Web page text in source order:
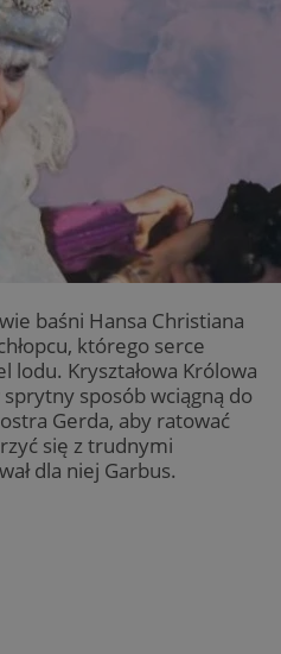
baśni Hansa Christiana
którego serce
lodu. Kryształowa Królowa
sprytny sposób wciągną do
Gerda, aby ratować
się z trudnymi
dla niej Garbus.